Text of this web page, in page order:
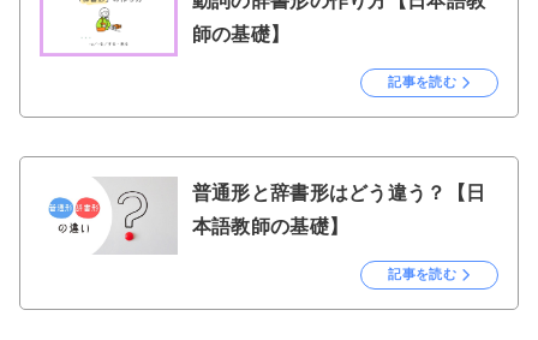
師の基礎】
記事を読む
普通形と辞書形はどう違う？【日
本語教師の基礎】
記事を読む